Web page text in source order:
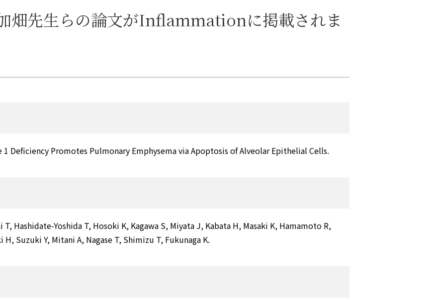
畑先生らの論文がInflammationに掲載されま
Deficiency Promotes Pulmonary Emphysema via Apoptosis of Alveolar Epithelial Cells.
Hashidate-Yoshida T, Hosoki K, Kagawa S, Miyata J, Kabata H, Masaki K, Hamamoto R,
Suzuki Y, Mitani A, Nagase T, Shimizu T, Fukunaga K.